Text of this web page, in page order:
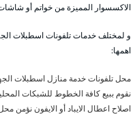
الاكسسوار المميزة من خواتم أو
و لمختلف خدمات تلفونات اسطبلات
اهمها:
محل تلفونات خدمة منازل اسطبلات
نقوم ببيع كافة الخطوط للشبكات
اصلاح اعطال الايباد أو الايفون نؤمن